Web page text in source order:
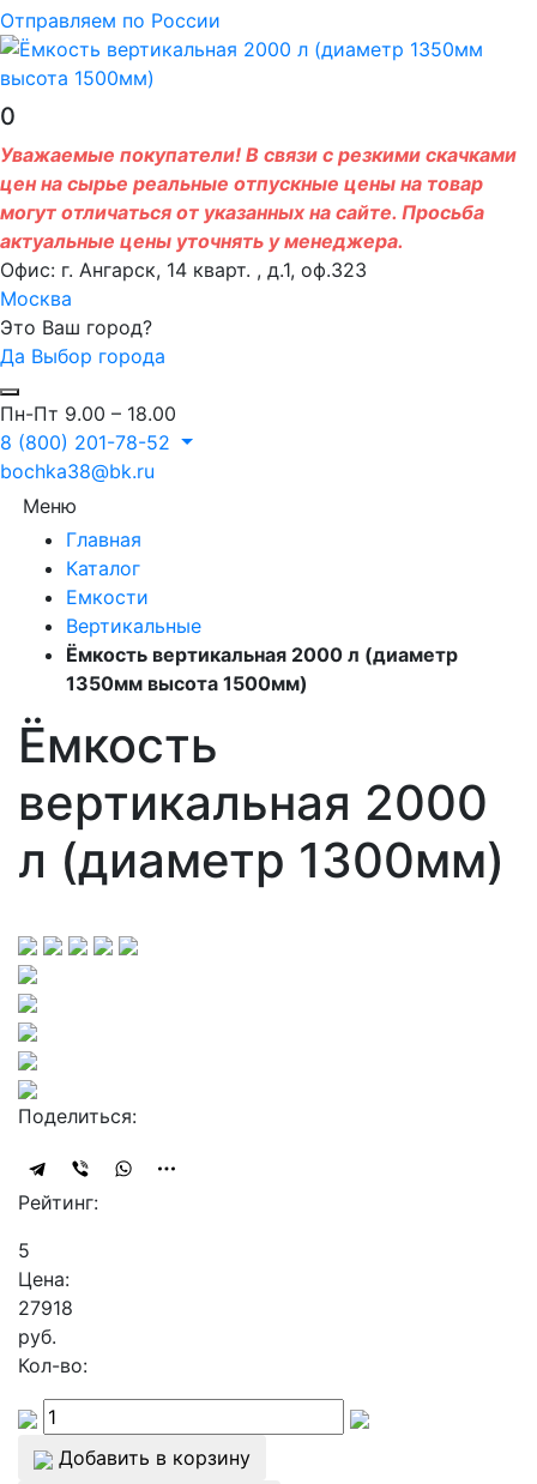
Отправляем по России
0
Уважаемые покупатели! В связи с резкими скачками
цен на сырье реальные отпускные цены на товар
могут отличаться от указанных на сайте. Просьба
актуальные цены уточнять у менеджера.
Офис: г. Ангарск, 14 кварт. , д.1, оф.323
Москва
Это Ваш город?
Да Выбор города
Пн-Пт 9.00 – 18.00
8 (800) 201-78-52
bochka38@bk.ru
Меню
Главная
Каталог
Емкости
Вертикальные
Ёмкость вертикальная 2000 л (диаметр
1350мм высота 1500мм)
Ёмкость
вертикальная 2000
л (диаметр 1300мм)
Поделиться:
Рейтинг:
5
Цена:
27918
руб.
Кол-во:
Добавить в корзину